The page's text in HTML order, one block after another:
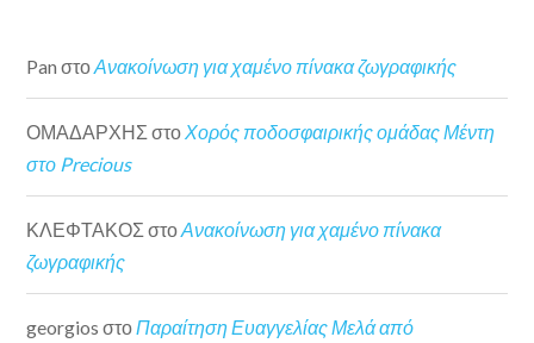
Pan στοΑνακοίνωση για χαμένο πίνακα ζωγραφικής
ΟΜΑΔΑΡΧΗΣ στο Χορός ποδοσφαιρικής ομάδας Μέντη
στο Precious
ΚΛΕΦΤΑΚΟΣ στοΑνακοίνωση για χαμένο πίνακα
ζωγραφικής
georgios στοΠαραίτηση Ευαγγελίας Μελά από